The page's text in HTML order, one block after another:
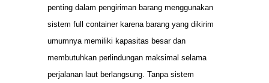
penting dalam pengiriman barang menggunakan
sistem full container karena barang yang dikirim
umumnya memiliki kapasitas besar dan
membutuhkan perlindungan maksimal selama
perjalanan laut berlangsung. Tanpa sistem